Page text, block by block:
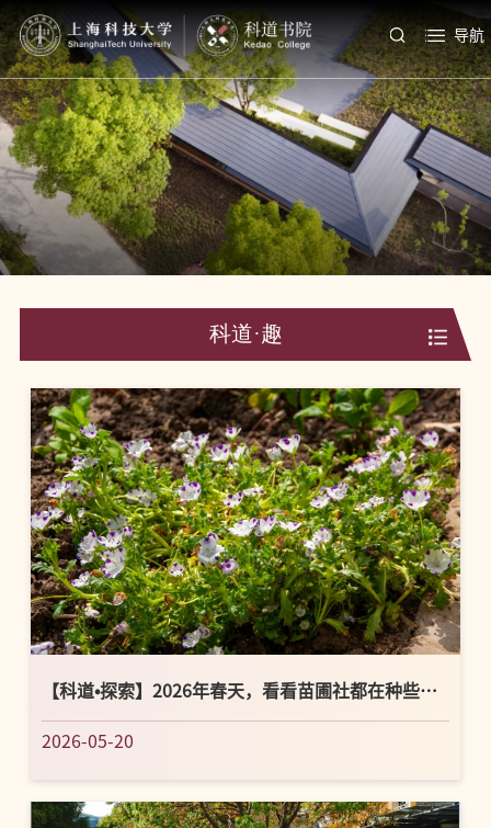
导航
科道·趣
【科道•探索】2026年春天，看看苗圃社都在种些什
么花
2026-05-20